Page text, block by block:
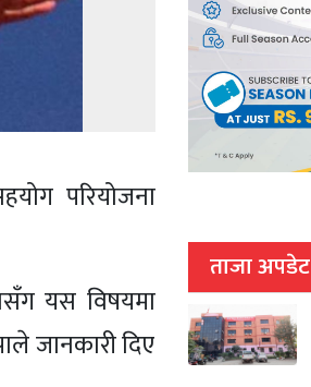
परियोजना
यस विषयमा
जानकारी दिए
ताजा अपडेट